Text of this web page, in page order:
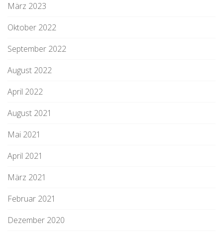
März 2023
Oktober 2022
September 2022
August 2022
April 2022
August 2021
Mai 2021
April 2021
März 2021
Februar 2021
Dezember 2020